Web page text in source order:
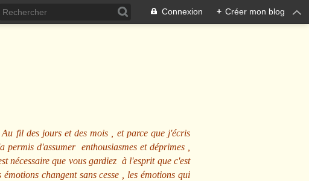
Connexion + Créer mon blog
fil des jours et des mois , et parce que j'écris
d'assumer enthousiasmes et déprimes ,
nécessaire que vous gardiez à l'esprit que c'est
changent sans cesse , les émotions qui